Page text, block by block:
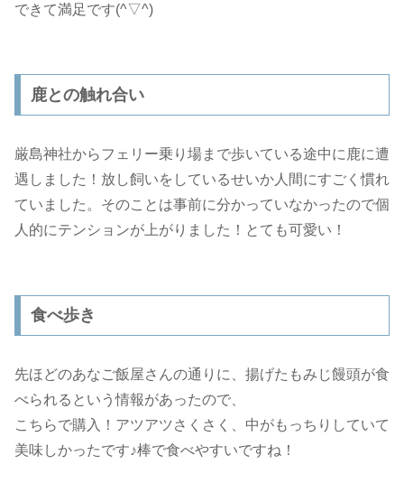
できて満足です(^▽^)
鹿との触れ合い
厳島神社からフェリー乗り場まで歩いている途中に鹿に遭
遇しました！放し飼いをしているせいか人間にすごく慣れ
ていました。そのことは事前に分かっていなかったので個
人的にテンションが上がりました！とても可愛い！
食べ歩き
先ほどのあなご飯屋さんの通りに、揚げたもみじ饅頭が食
べられるという情報があったので、
こちらで購入！アツアツさくさく、中がもっちりしていて
美味しかったです♪棒で食べやすいですね！